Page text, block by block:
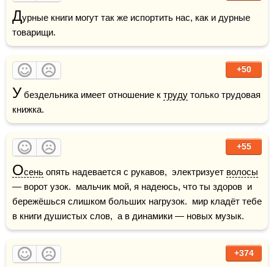
Дурные книги могут так же испортить нас, как и дурные
товарищи.
+50
У бездельника имеет отношение к труду только трудовая
книжка.
+55
Осень опять надевается с рукавов,  электризует волосы
— ворот узок.  мальчик мой, я надеюсь, что ты здоров  и
бережёшься слишком больших нагрузок.  мир кладёт тебе
в книги душистых слов,  а в динамики — новых музык.
+374